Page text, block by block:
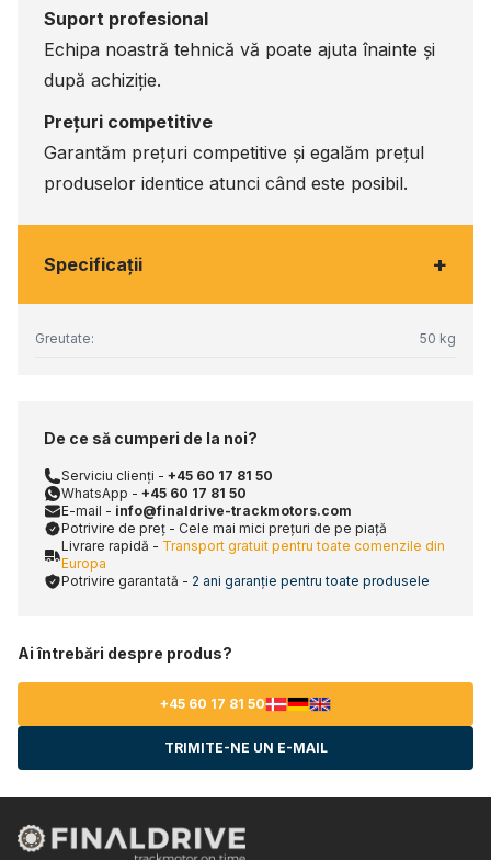
Suport profesional
Echipa noastră tehnică vă poate ajuta înainte și
după achiziție.
Prețuri competitive
Garantăm prețuri competitive și egalăm prețul
produselor identice atunci când este posibil.
Specificaţii +
Greutate: 50 kg
De ce să cumperi de la noi?
Serviciu clienți - +45 60 17 81 50
WhatsApp - +45 60 17 81 50
E-mail - info@finaldrive-trackmotors.com
Potrivire de preț - Cele mai mici prețuri de pe piață
Livrare rapidă - Transport gratuit pentru toate comenzile din
Europa
Potrivire garantată - 2 ani garanție pentru toate produsele
Ai întrebări despre produs?
+45 60 17 81 50
TRIMITE-NE UN E-MAIL